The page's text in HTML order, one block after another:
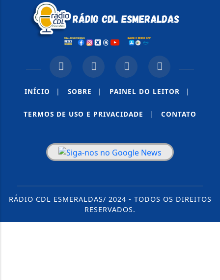
INÍCIO | SOBRE | PAINEL DO LEITOR |
TERMOS DE USO E PRIVACIDADE | CONTATO
RÁDIO CDL ESMERALDAS/ 2024 - TODOS OS DIREITOS
RESERVADOS.